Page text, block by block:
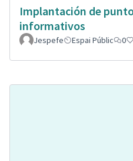
Implantación de
informativos
Jespefe Espai Públic 0